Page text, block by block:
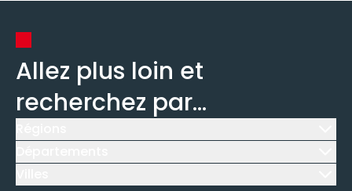
Allez plus loin et
recherchez par...